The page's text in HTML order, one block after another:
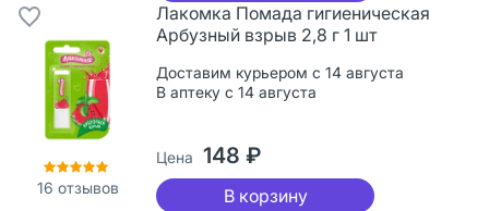
16 отзывов
Лакомка Помада гигиеническая
Арбузный взрыв 2,8 г 1 шт
Доставим курьером с 14 августа
В аптеку с 14 августа
Цена 148 ₽
В корзину